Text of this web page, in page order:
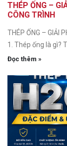
THÉP ỐNG –
CÔNG TRÌNH
THÉP ỐNG – GIẢI
1. Thép ống là gì?
Đọc thêm »